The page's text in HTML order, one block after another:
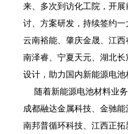
来、多次到访化工院，
讨、方案研发，持续
云南裕能、肇庆金晟、江
南泽睿、宁夏天元、湖
设计，助力国内新能源电池
随着新能源电池材料业
成都融达金属科技、金驰能
南邦普循环科技、江西正